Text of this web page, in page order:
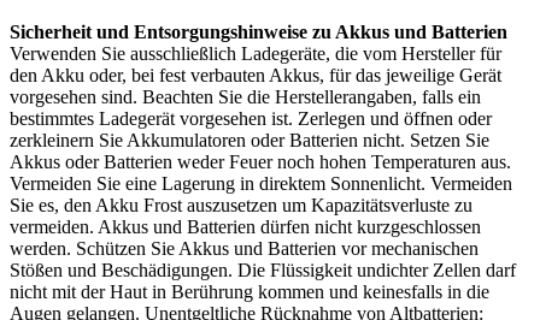
Sicherheit und Entsorgungshinweise zu Akkus und Batterien
Verwenden Sie ausschließlich Ladegeräte, die vom Hersteller für
den Akku oder, bei fest verbauten Akkus, für das jeweilige Gerät
vorgesehen sind. Beachten Sie die Herstellerangaben, falls ein
bestimmtes Ladegerät vorgesehen ist. Zerlegen und öffnen oder
zerkleinern Sie Akkumulatoren oder Batterien nicht. Setzen Sie
Akkus oder Batterien weder Feuer noch hohen Temperaturen aus.
Vermeiden Sie eine Lagerung in direktem Sonnenlicht. Vermeiden
Sie es, den Akku Frost auszusetzen um Kapazitätsverluste zu
vermeiden. Akkus und Batterien dürfen nicht kurzgeschlossen
werden. Schützen Sie Akkus und Batterien vor mechanischen
Stößen und Beschädigungen. Die Flüssigkeit undichter Zellen darf
nicht mit der Haut in Berührung kommen und keinesfalls in die
Augen gelangen. Unentgeltliche Rücknahme von Altbatterien: